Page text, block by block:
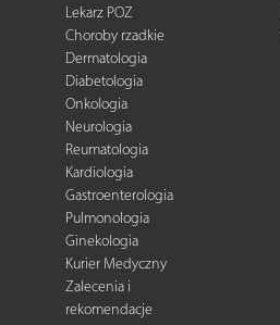
Lekarz POZ
Choroby rzadkie
Dermatologia
Diabetologia
Onkologia
Neurologia
Reumatologia
Kardiologia
Gastroenterologia
Pulmonologia
Ginekologia
Kurier Medyczny
Zalecenia i
rekomendacje